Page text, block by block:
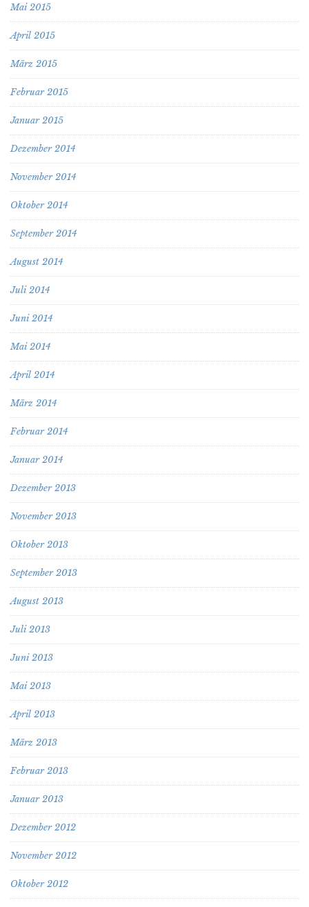
Mai 2015
April 2015
März 2015
Februar 2015
Januar 2015
Dezember 2014
November 2014
Oktober 2014
September 2014
August 2014
Juli 2014
Juni 2014
Mai 2014
April 2014
März 2014
Februar 2014
Januar 2014
Dezember 2013
November 2013
Oktober 2013
September 2013
August 2013
Juli 2013
Juni 2013
Mai 2013
April 2013
März 2013
Februar 2013
Januar 2013
Dezember 2012
November 2012
Oktober 2012